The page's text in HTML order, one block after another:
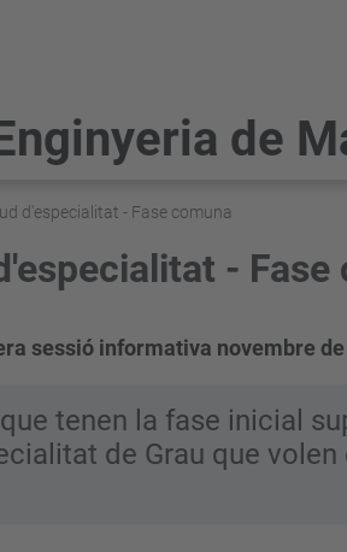
de
d'especialitat - Fase comuna
- Fase
sessió informativa novembre
tenen la fase inicial
de Grau que volen